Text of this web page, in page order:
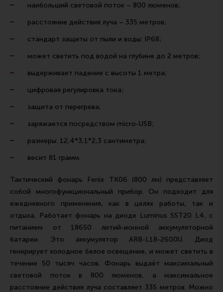
Холощение и тренировки
Другие аксессуары IPSC
Экипировка
Пневматика
Стрелковые очки
Стрелковые наушники
Кобуры
Подсумки
Перчатки
Разгрузочные системы и защита
Защита головы
Тактическая медицина
Чехлы, рюкзаки, сумки
Фонари
Прочее снаряжение
Чистка, уход за оружием и релоадинг
наибольший световой поток – 800 люменов;
расстояние действия луча – 335 метров;
стандарт защиты от пыли и воды: IP68;
может светить под водой на глубине до 2 метров;
выдерживает падение с высоты 1 метра;
цифровая регулировка тока;
защита от перегрева;
заряжается посредством micro-USB;
размеры: 12,4*3,1*2,3 сантиметра;
весит 81 грамм.
Тактический фонарь Fenix TK06 (800 лм) представляет
собой многофункциональный прибор. Он подходит для
ежедневного применения, как в целях работы, так и
отдыха. Работает фонарь на диоде Luminus SST20 L4, с
питанием от 18650 литий-ионной аккумуляторной
батареи. Это аккумулятор ARB-L18-2600U. Диод
генерирует холодное белое освещение, и может светить в
течение 50 тысяч часов. Фонарь выдаёт максимальный
световой поток в 800 люменов, а максимальное
расстояние действия луча составляет 335 метров. Можно